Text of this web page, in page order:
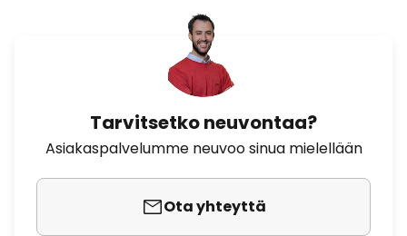
Tarvitsetko neuvontaa?
Asiakaspalvelumme neuvoo sinua mielellään
Ota yhteyttä